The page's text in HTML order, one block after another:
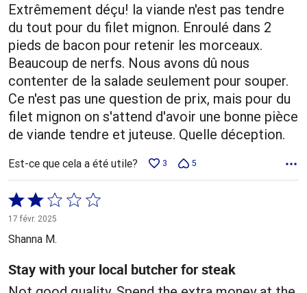
Extrêmement déçu! la viande n'est pas tendre
du tout pour du filet mignon. Enroulé dans 2
pieds de bacon pour retenir les morceaux.
Beaucoup de nerfs. Nous avons dû nous
contenter de la salade seulement pour souper.
Ce n'est pas une question de prix, mais pour du
filet mignon on s'attend d'avoir une bonne pièce
de viande tendre et juteuse. Quelle déception.
Est-ce que cela a été utile? 3 5
Coté
2 sur
5
17 févr. 2025
Shanna M.
Stay with your local butcher for steak